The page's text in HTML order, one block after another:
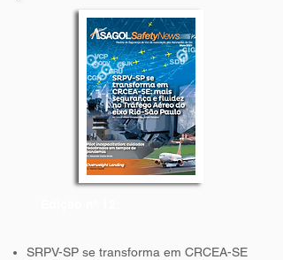
SRPV-SP se transforma em CRCEA-SE